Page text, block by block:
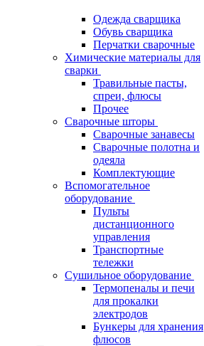
Одежда сварщика
Обувь сварщика
Перчатки сварочные
Химические материалы для
сварки
Травильные пасты,
спреи, флюсы
Прочее
Сварочные шторы
Сварочные занавесы
Сварочные полотна и
одеяла
Комплектующие
Вспомогательное
оборудование
Пульты
дистанционного
управления
Транспортные
тележки
Сушильное оборудование
Термопеналы и печи
для прокалки
электродов
Бункеры для хранения
флюсов